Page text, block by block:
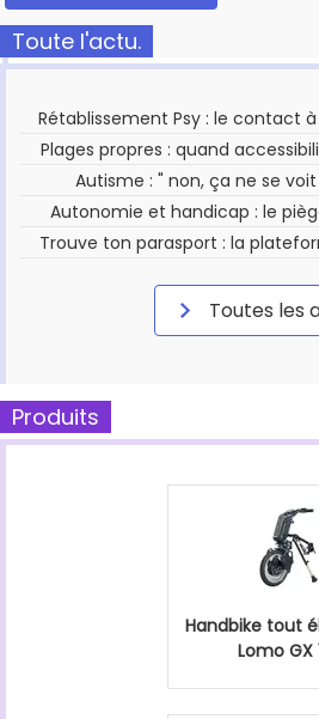
Toute l'actu.
Rétablissement Psy : le contact
Plages propres : quand
Autisme : " non, ça ne se
Autonomie et handicap : le
Trouve ton parasport : la
Toutes les
Produits
Handbike tout
Lomo GX